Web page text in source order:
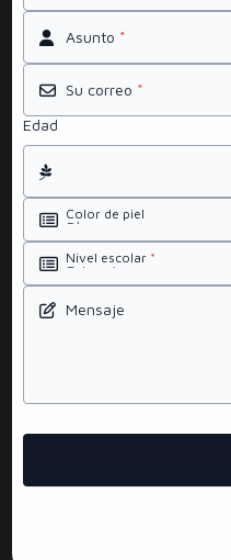
Asunto *
Su correo *
Edad
Color de piel
Nivel escolar *
Mensaje